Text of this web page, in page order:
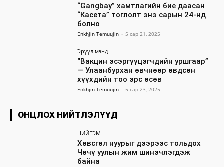
“Gangbay” хамтлагийн бие даасан
“Касета” тоглолт энэ сарын 24-нд
болно
Enkhjin Temuujin - 5 сар 21, 2025
Эрүүл мэнд
“Вакцин эсэргүүцэгчдийн уршгаар”
— Улаанбурхан өвчнөөр өвдсөн
хүүхдийн тоо эрс өсөв
Enkhjin Temuujin - 5 сар 23, 2025
ОНЦЛОХ НИЙТЛЭЛҮҮД
НИЙГЭМ
Хөвсгөл нуурыг дээрээс тольдох
Чөчү уулын жим шинэчлэгдэж
байна